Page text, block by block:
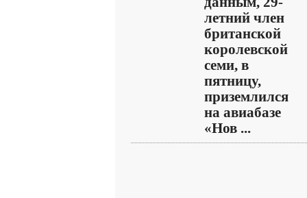
летний член
британской
королевской
семи, в
пятницу,
приземлился
на авиабазе
«Нов ...